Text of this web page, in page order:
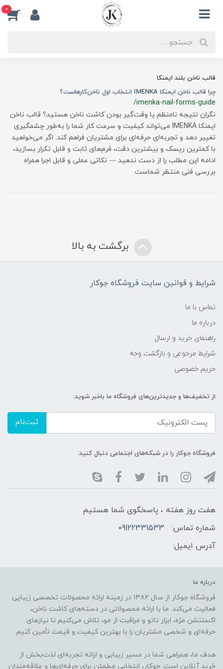
0
قالب ناخن بلند ایمنکا
چرا قالب ناخن ایمنکا IMENKA انتخاب اول ناخن‌کارهاست؟
/imenka-nail-forms-guide
نگران نتیجه نامنظم یا وقت‌گیر بودن کاشت ناخن هستید؟ قالب ناخن
ایمنکا IMENKA می‌تواند کیفیت و سرعت کار شما را به‌طور چشمگیری
تغییر دهد و تجربه‌ای حرفه‌ای برای مشتریان فراهم کند. اگر می‌خواهید
با کمترین ریسک و بیشترین دقت، فرم‌های ثابت و قابل تکرار بسازید،
ادامه این مطلب را از دست ندهید — نکاتی عملی و قابل اجرا همراه
بررسی فنی منتظر شماست.
برگشت به بالا
شرایط و قوانین سایت فروشگاه جوکار
تماس با ما
درباره ما
راهنمای خرید و ارسال
شرایط مرجوعی و بازگشت وجه
حریم خصوصی
از تخفیف‌ها و جدیدترین‌های فروشگاه ما باخبر شوید:
ثبت‌نام
فروشگاه جوکار را در شبکه‌های اجتماعی دنبال کنید:
هفت روز هفته ، پاسخگوی شما هستیم
شماره تماس:
09122331533
آدرس ایمیل:
درباره ما
فروشگاه جوکار از سال ۱۳۸۲ در زمینه ارائه محصولات تخصصی زیبایی
فعالیت می‌کند. ما با ارائه محصولاتی در دسته‌های کاشت ناخن،
اکستنشن مژه، ابزار تاتو و مراقبت از مو، تلاش می‌کنیم تا نیازهای
حرفه‌ای و شخصی مشتریان را با بهترین کیفیت و قیمت تأمین کنیم.
هدف ما، همراهی شما در مسیر زیبایی و ارائه تجربه‌ای لذت‌بخش از
خرید آنلاین است. جوکار، انتخابی مطمئن برای حرفه‌ای‌ها و علاقه‌مندان